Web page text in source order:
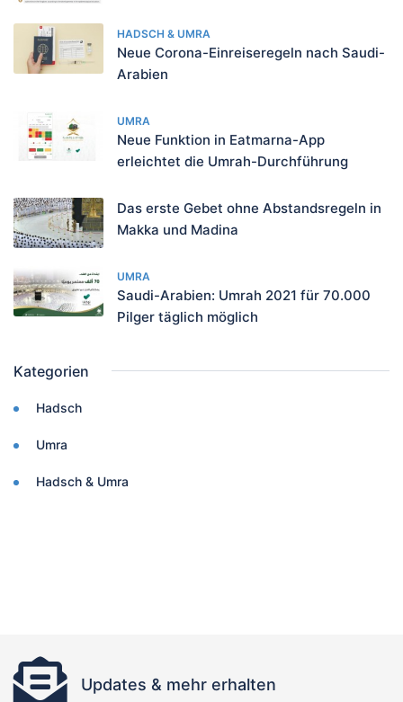
HADSCH & UMRA
Neue Corona-Einreiseregeln nach Saudi-
Arabien
UMRA
Neue Funktion in Eatmarna-App
erleichtet die Umrah-Durchführung
Das erste Gebet ohne Abstandsregeln in
Makka und Madina
UMRA
Saudi-Arabien: Umrah 2021 für 70.000
Pilger täglich möglich
Kategorien
Hadsch
Umra
Hadsch & Umra
Updates & mehr erhalten